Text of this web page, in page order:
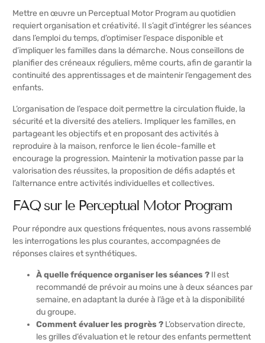
Mettre en œuvre un Perceptual Motor Program au quotidien
requiert organisation et créativité. Il s’agit d’intégrer les séances
dans l’emploi du temps, d’optimiser l’espace disponible et
d’impliquer les familles dans la démarche. Nous conseillons de
planifier des créneaux réguliers, même courts, afin de garantir la
continuité des apprentissages et de maintenir l’engagement des
enfants.
L’organisation de l’espace doit permettre la circulation fluide, la
sécurité et la diversité des ateliers. Impliquer les familles, en
partageant les objectifs et en proposant des activités à
reproduire à la maison, renforce le lien école-famille et
encourage la progression. Maintenir la motivation passe par la
valorisation des réussites, la proposition de défis adaptés et
l’alternance entre activités individuelles et collectives.
FAQ sur le Perceptual Motor Program
Pour répondre aux questions fréquentes, nous avons rassemblé
les interrogations les plus courantes, accompagnées de
réponses claires et synthétiques.
À quelle fréquence organiser les séances ? Il est
recommandé de prévoir au moins une à deux séances par
semaine, en adaptant la durée à l’âge et à la disponibilité
du groupe.
Comment évaluer les progrès ? L’observation directe,
les grilles d’évaluation et le retour des enfants permettent